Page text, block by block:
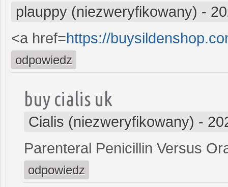
plauppy (niezweryfikowany) -
<a href=https://
odpowiedz
buy cialis uk
Cialis (niezweryfikowany) -
Parenteral Penicillin Versus
odpowiedz